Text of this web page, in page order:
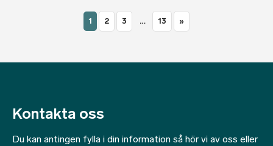
1 2 3 … 13 »
Kontakta oss
Du kan antingen fylla i din information så hör vi av oss eller